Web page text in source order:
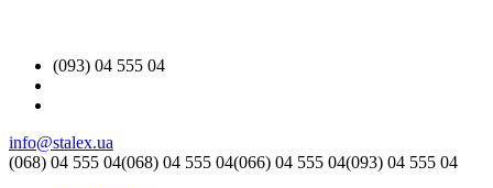
(093) 04 555 04
info@stalex.ua
(068) 04 555 04(068) 04 555 04(066) 04 555 04(093) 04 555 04